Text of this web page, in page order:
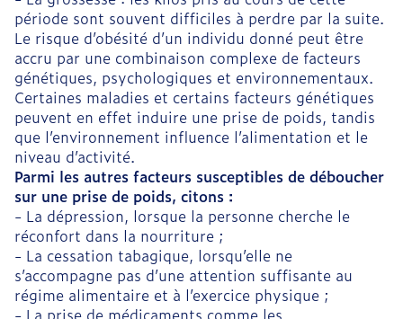
période sont souvent difficiles à perdre par la suite.
Le risque d’obésité d’un individu donné peut être
accru par une combinaison complexe de facteurs
génétiques, psychologiques et environnementaux.
Certaines maladies et certains facteurs génétiques
peuvent en effet induire une prise de poids, tandis
que l’environnement influence l’alimentation et le
niveau d’activité.
Parmi les autres facteurs susceptibles de déboucher
sur une prise de poids, citons :
- La dépression, lorsque la personne cherche le
réconfort dans la nourriture ;
- La cessation tabagique, lorsqu’elle ne
s’accompagne pas d’une attention suffisante au
régime alimentaire et à l’exercice physique ;
- La prise de médicaments comme les